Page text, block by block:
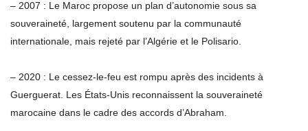
– 2007 : Le Maroc propose un plan d’autonomie sous sa
souveraineté, largement soutenu par la communauté
internationale, mais rejeté par l’Algérie et le Polisario.
– 2020 : Le cessez-le-feu est rompu après des incidents à
Guerguerat. Les États-Unis reconnaissent la souveraineté
marocaine dans le cadre des accords d’Abraham.